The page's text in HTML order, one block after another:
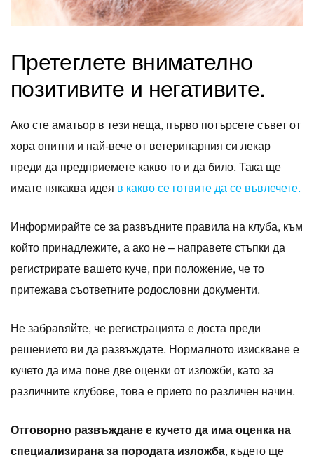
Претеглете внимателно
позитивите и негативите.
Ако сте аматьор в тези неща, първо потърсете съвет от
хора опитни и най-вече от ветеринарния си лекар
преди да предприемете какво то и да било. Така ще
имате някаква идея в какво се готвите да се въвлечете.
Информирайте се за развъдните правила на клуба, към
който принадлежите, а ако не – направете стъпки да
регистрирате вашето куче, при положение, че то
притежава съответните родословни документи.
Не забравяйте, че регистрацията е доста преди
решението ви да развъждате. Нормалното изискване е
кучето да има поне две оценки от изложби, като за
различните клубове, това е прието по различен начин.
Отговорно развъждане е кучето да има оценка на
специализирана за породата изложба, където ще